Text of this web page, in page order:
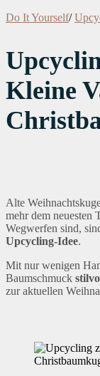
Do It Yourself/
Kleine
Alte
mehr dem neuesten
Wegwerfen sind,
Upcycling-Idee.
Mit nur wenigen
Baumschmuck
zur aktuellen